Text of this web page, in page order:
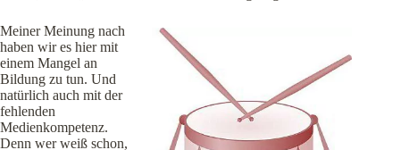
Meiner Meinung nach
haben wir es hier mit
einem Mangel an
Bildung zu tun. Und
natürlich auch mit der
fehlenden
Medienkompetenz.
Denn wer weiß schon,